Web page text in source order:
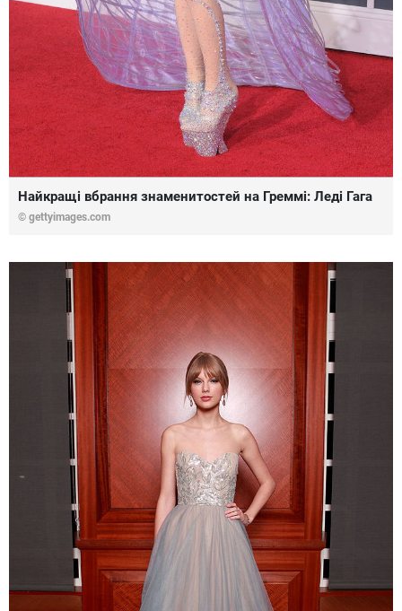
Найкращі вбрання знаменитостей на Греммі: Леді Гага
© gettyimages.com